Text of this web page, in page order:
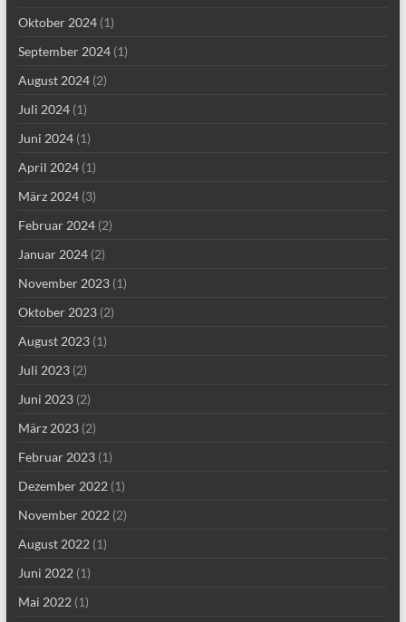
Oktober 2024(1)
September 2024(1)
August 2024(2)
Juli 2024(1)
Juni 2024(1)
April 2024(1)
März 2024(3)
Februar 2024(2)
Januar 2024(2)
November 2023(1)
Oktober 2023(2)
August 2023(1)
Juli 2023(2)
Juni 2023(2)
März 2023(2)
Februar 2023(1)
Dezember 2022(1)
November 2022(2)
August 2022(1)
Juni 2022(1)
Mai 2022(1)